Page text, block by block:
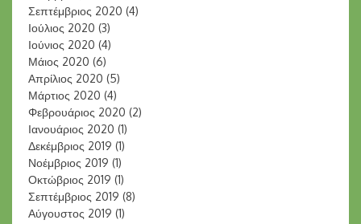
Σεπτέμβριος 2020 (4)
Ιούλιος 2020 (3)
Ιούνιος 2020 (4)
Μάιος 2020 (6)
Απρίλιος 2020 (5)
Μάρτιος 2020 (4)
Φεβρουάριος 2020 (2)
Ιανουάριος 2020 (1)
Δεκέμβριος 2019 (1)
Νοέμβριος 2019 (1)
Οκτώβριος 2019 (1)
Σεπτέμβριος 2019 (8)
Αύγουστος 2019 (1)